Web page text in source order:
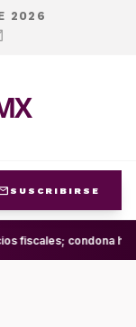
2026
SUSCRIBIRSE
fiscales; condona